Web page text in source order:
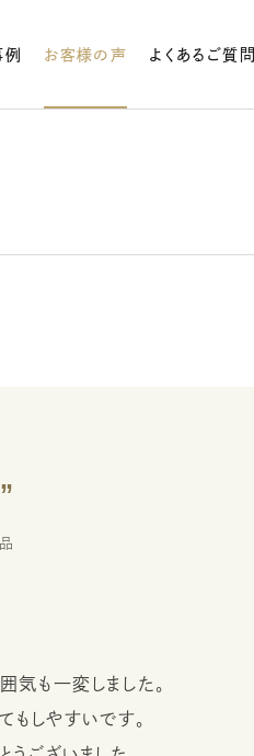
お客様の声 よくあるご質問
も一変しました。
しやすいです。